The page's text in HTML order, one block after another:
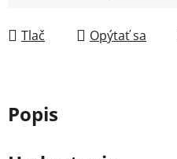
Tlač Opýtať sa
Popis